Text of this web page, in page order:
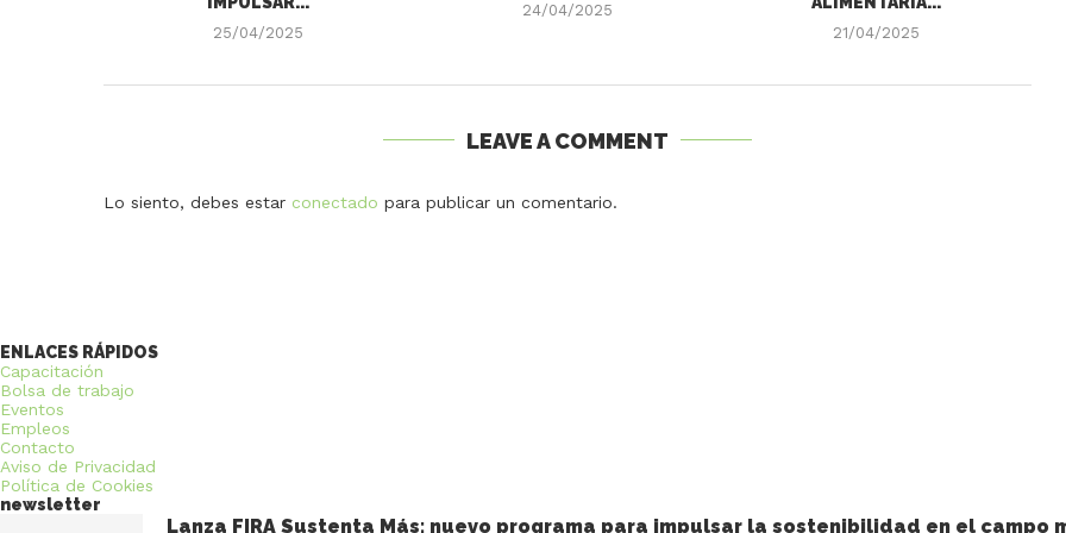
25/04/2025
24/04/2025
21/04/2025
LEAVE A COMMENT
Lo siento, debes estar conectado para publicar un comentario.
ENLACES RÁPIDOS
Capacitación
Bolsa de trabajo
Eventos
Empleos
Contacto
Aviso de Privacidad
Política de Cookies
newsletter
Lanza FIRA Sustenta Más: nuevo programa para impulsar la sostenibilidad en el campo